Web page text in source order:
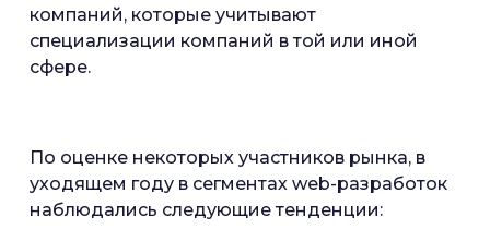
компаний, которые учитывают
специализации компаний в той или иной
сфере.
По оценке некоторых участников рынка, в
уходящем году в сегментах web-разработок
наблюдались следующие тенденции: